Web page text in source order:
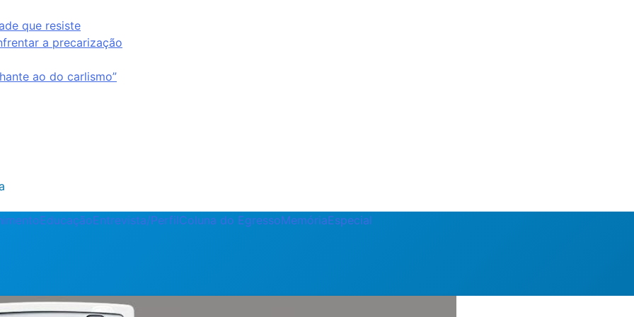
que resiste
a precarização
ao do carlismo”
EducaçãoEntrevista/PerfilColuna do EgressoMemóriaEspecial